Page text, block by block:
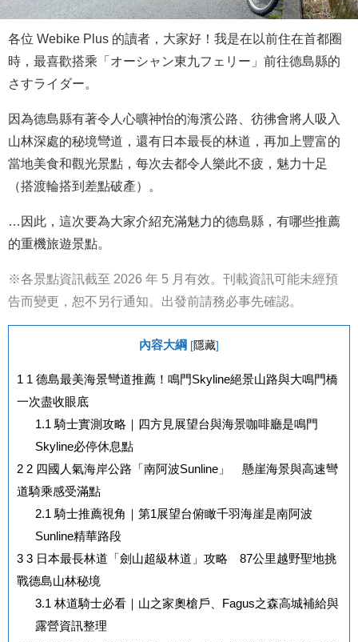
各位 Webike Plus 的讀者，大家好！我是在以前住在首都圈
時，最喜歡搭乘「オーシャン東九フェリー」前往德島縣的
さすライダー。
因為德島縣有著令人心曠神怡的海濱公路、彷彿會將人吸入
山林深處的秘境彎道，還有日本最長的林道，再加上豐富的
當地美食和觀光景點，每次去都令人樂此不疲，魅力十足
（搭渡輪搭到差點破產）。
…因此，這次要為大家介紹充滿魅力的德島縣，有哪些推薦
的重機旅遊景點。
※各景點資訊截至 2026 年 5 月有效。刊載資訊可能未經預
告而變更，恕不另行通知。出發前請務必事先確認。
內容大綱 [隱藏]
1 1 德島最美海景彎道推薦！鳴門Skyline絕景山路與大鳴門橋
一次盡收眼底
1.1 騎士實測攻略｜四方見展望台與海景咖啡廳是鳴門
Skyline必停休息點
2 2 四國人氣海岸公路「南阿波Sunline」 懸崖海景與高速彎
道騎乘感受滿點
2.1 騎士推薦視角｜第1展望台俯瞰千羽海崖是南阿波
Sunline精華路段
3 3 日本最長林道「劍山超級林道」攻略 87公里越野聖地挑
戰德島山林秘境
3.1 林道騎士必看｜山之家奧槍戶、Fagus之森高城補給與
露營資訊整理